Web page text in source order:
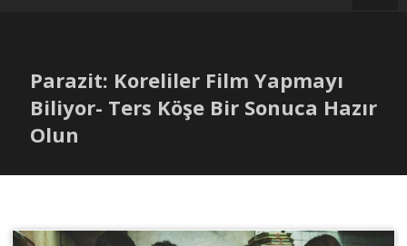
Parazit: Koreliler Film Yapmayı
Biliyor- Ters Köşe Bir Sonuca Hazır
Olun